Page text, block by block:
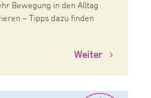
Bewegung in den Alltag
– Tipps dazu finden
Weiter